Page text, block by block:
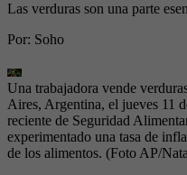
Las verduras son una parte
Por: Soho
Una trabajadora vende
Aires, Argentina, el jueves 11
reciente de Seguridad
experimentado una tasa de
de los alimentos. (Foto AP/